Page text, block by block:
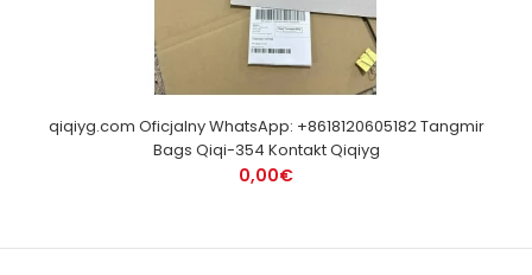
qiqiyg.com Oficjalny WhatsApp: +8618120605182 Tangmir
Bags Qiqi-354 Kontakt Qiqiyg
0,00€